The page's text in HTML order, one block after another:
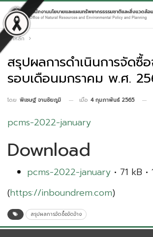
หน้าหลัก
สรุปผลการดำเนินการจัดซื้
รอบเดือนมกราคม พ.ศ.
โดย พิเชษฐ์ จานชัยภูมิ เมื่อ 4 กุมภาพันธ์ 2565
pcms-2022-january
Download
pcms-2022-january • 71 kB •
(https://inboundrem.com)
สรุปผลการจัดซื้อจัดจ้าง